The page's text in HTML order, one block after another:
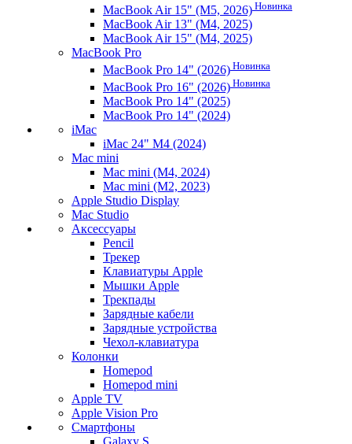
MacBook Air 15" (M5, 2026) Новинка
MacBook Air 13" (M4, 2025)
MacBook Air 15" (M4, 2025)
MacBook Pro
MacBook Pro 14" (2026) Новинка
MacBook Pro 16" (2026) Новинка
MacBook Pro 14" (2025)
MacBook Pro 14" (2024)
iMac
iMac 24" M4 (2024)
Mac mini
Mac mini (M4, 2024)
Mac mini (M2, 2023)
Apple Studio Display
Mac Studio
Аксессуары
Pencil
Трекер
Клавиатуры Apple
Мышки Apple
Трекпады
Зарядные кабели
Зарядные устройства
Чехол-клавиатура
Колонки
Homepod
Homepod mini
Apple TV
Apple Vision Pro
Смартфоны